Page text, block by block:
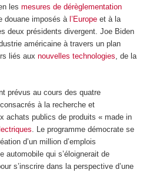
les mesures de dérèglementation
douane imposés à l’Europeet à la
deux présidents divergent. Joe Biden
américaine à travers un plan
liés aux nouvelles technologies, de la
prévus au cours des quatre
à la recherche et
achats publics de produits « made in
. Le programme démocrate se
d’un million d’emplois
automobile qui s’éloignerait de
s’inscrire dans la perspective d’une